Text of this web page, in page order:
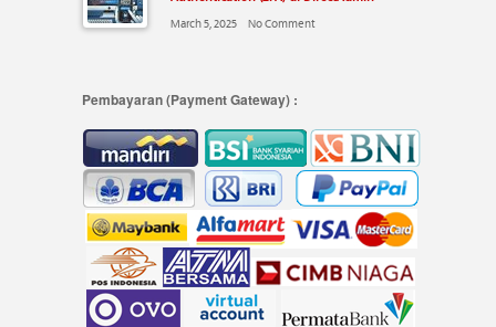
March 5, 2025 No Comment
Pembayaran (Payment Gateway) :